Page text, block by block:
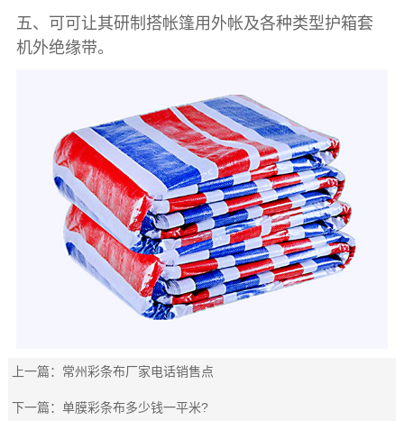
五、可可让其研制搭帐篷用外帐及各种类型护箱套
机外绝缘带。
上一篇： 常州彩条布厂家电话销售点
下一篇：单膜彩条布多少钱一平米?